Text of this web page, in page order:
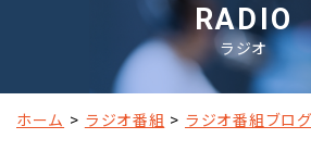
RADIO
ラジオ
ホーム ラジオ番組 ラジオ番組ブログ